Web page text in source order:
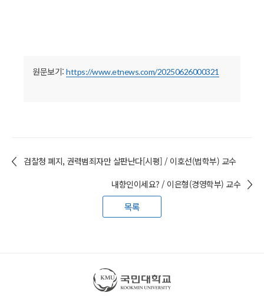
원문보기: https://www.etnews.com/20250626000321
검찰청 폐지, 권력범죄자만 살판난다[시평] / 이호선(법학부) 교수
내향인이세요? / 이은형(경영학부) 교수
목록
국민대학교